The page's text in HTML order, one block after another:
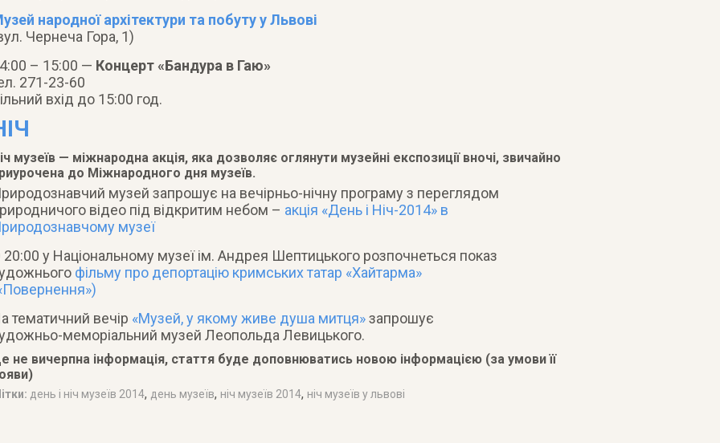
народної архітектури та побуту у Львові
Чернеча Гора, 1)
– 15:00 — Концерт «Бандура в Гаю»
271-23-60
вхід до 15:00 год.
музеїв — міжнародна акція, яка дозволяє оглянути музейні експозиції вночі, звичайно
до Міжнародного дня музеїв.
музей запрошує на вечірньо-нічну програму з переглядом
відео під відкритим небом – акція «День і Ніч-2014» в
музеї
20:00 у Національному музеї ім. Андрея Шептицького розпочнеться показ
фільму про депортацію кримських татар «Хайтарма»
тематичний вечір «Музей, у якому живе душа митця»запрошує
меморіальний музей Леопольда Левицького.
не вичерпна інформація, стаття буде доповнюватись новою інформацією (за умови її
день і ніч музеїв 2014, день музеїв, ніч музеїв 2014, ніч музеїв у львові